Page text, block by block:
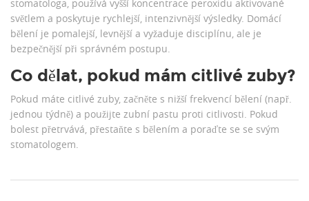
stomatologa, používá vyšší koncentrace peroxidu aktivované
světlem a poskytuje rychlejší, intenzivnější výsledky. Domácí
bělení je pomalejší, levnější a vyžaduje disciplínu, ale je
bezpečnější při správném postupu.
Co dělat, pokud mám citlivé zuby?
Pokud máte citlivé zuby, začněte s nižší frekvencí bělení (např.
jednou týdně) a použijte zubní pastu proti citlivosti. Pokud
bolest přetrvává, přestaňte s bělením a poraďte se se svým
stomatologem.